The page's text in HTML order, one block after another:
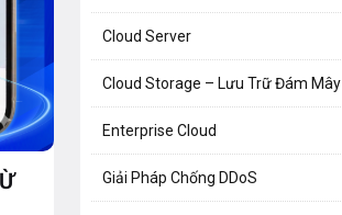
Cloud Server
Cloud Storage – Lưu Trữ Đám Mây
Enterprise Cloud
Giải Pháp Chống DDoS